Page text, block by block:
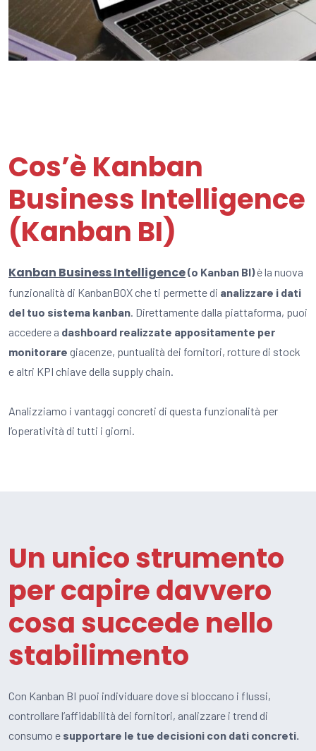
Cos’è Kanban
Business Intelligence
(Kanban BI)
Kanban Business Intelligence(o Kanban BI)è la nuova
funzionalità di KanbanBOX che ti permette di analizzare i dati
del tuo sistema kanban. Direttamente dalla piattaforma, puoi
accedere a dashboard realizzate appositamente per
monitorare giacenze, puntualità dei fornitori, rotture di stock
e altri KPI chiave della supply chain.
Analizziamo i vantaggi concreti di questa funzionalità per
l’operatività di tutti i giorni.
Un unico strumento
per capire davvero
cosa succede nello
stabilimento
Con Kanban BI puoi individuare dove si bloccano i flussi,
controllare l’affidabilità dei fornitori, analizzare i trend di
consumo e supportare le tue decisioni con dati concreti.